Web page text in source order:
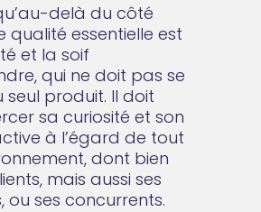
delà du côté
qualité essentielle est
et la soif
qui ne doit pas se
seul produit. Il doit
sa curiosité et son
à l’égard de tout
dont bien
mais aussi ses
ou ses concurrents.